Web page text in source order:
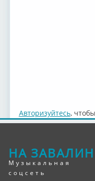
Авторизуйтесь,
НА
Музыкальная
соцсеть